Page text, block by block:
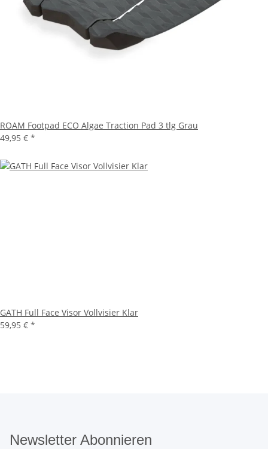
ROAM Footpad ECO Algae Traction Pad 3 tlg Grau
49,95 € *
GATH Full Face Visor Vollvisier Klar
59,95 € *
Newsletter Abonnieren